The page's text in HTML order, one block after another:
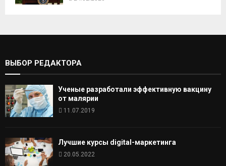
ВЫБОР РЕДАКТОРА
Ученые разработали эффективную вакцину
от малярии
11.07.2019
Лучшие курсы digital-маркетинга
20.05.2022